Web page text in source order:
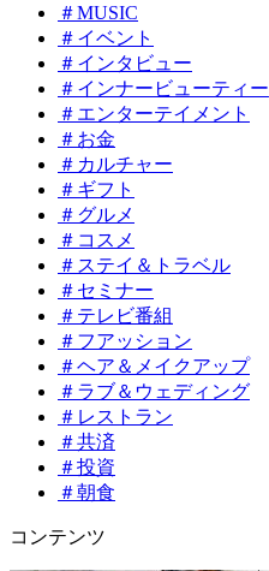
＃MUSIC
＃イベント
＃インタビュー
＃インナービューティー
＃エンターテイメント
＃お金
＃カルチャー
＃ギフト
＃グルメ
＃コスメ
＃ステイ＆トラベル
＃セミナー
＃テレビ番組
＃フアッション
＃ヘア＆メイクアップ
＃ラブ＆ウェディング
＃レストラン
＃共済
＃投資
＃朝食
コンテンツ